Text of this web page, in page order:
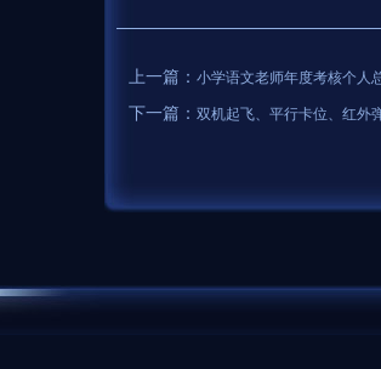
上一篇： 小学语文老师年度考核个人
下一篇： 双机起飞、平行卡位、红外